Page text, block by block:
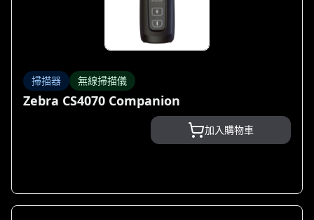
掃描器 無線掃描儀
Zebra CS4070 Companion
加入購物車